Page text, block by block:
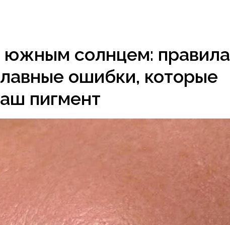
южным солнцем: правила
ошибки, которые
пигмент